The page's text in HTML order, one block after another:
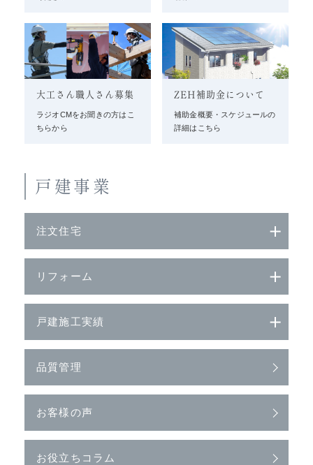
大工さん職人さん募集
ラジオCMをお聞きの方はこ
ちらから
ZEH補助金について
補助金概要・スケジュールの
詳細はこちら
戸建事業
注文住宅
リフォーム
戸建施工実績
品質管理
お客様の声
お役立ちコラム